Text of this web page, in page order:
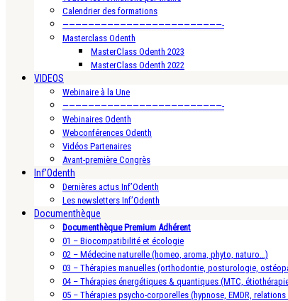
Calendrier des formations
—————————————————————————-
Masterclass Odenth
MasterClass Odenth 2023
MasterClass Odenth 2022
VIDEOS
Webinaire à la Une
—————————————————————————-
Webinaires Odenth
Webconférences Odenth
Vidéos Partenaires
Avant-première Congrès
Inf’Odenth
Dernières actus Inf’Odenth
Les newsletters Inf’Odenth
Documenthèque
Documenthèque Premium Adhérent
01 – Biocompatibilité et écologie
02 – Médecine naturelle (homeo, aroma, phyto, naturo…)
03 – Thérapies manuelles (orthodontie, posturologie,
04 – Thérapies énergétiques & quantiques (MTC,
05 – Thérapies psycho-corporelles (hypnose, EMDR,